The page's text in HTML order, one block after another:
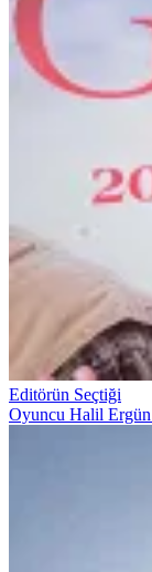
Editörün Seçtiği
Oyuncu Halil Ergün